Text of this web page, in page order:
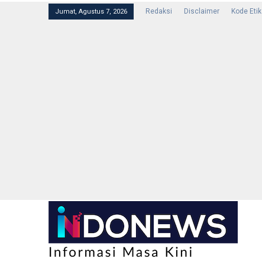
Jumat, Agustus 7, 2026 Redaksi Disclaimer Kode Etik